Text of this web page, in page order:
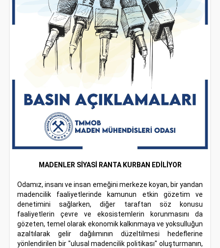
MADENLER SİYASİ RANTA KURBAN EDİLİYOR
Odamız, insanı ve insan emeğini merkeze koyan, bir yandan
madencilik faaliyetlerinde kamunun etkin gözetim ve
denetimini sağlarken, diğer taraftan söz konusu
faaliyetlerin çevre ve ekosistemlerin korunmasını da
gözeten, temel olarak ekonomik kalkınmaya ve yoksulluğun
azaltılarak gelir dağılımının düzeltilmesi hedeflerine
yönlendirilen bir "ulusal madencilik politikası" oluşturmanın,